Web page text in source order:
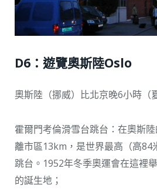
D6：遊覽奧斯陸Oslo
奧斯陸（挪威）比北京晚6小時（
霍爾門考倫滑雪台跳台：在奧斯
離市區13km，是世界最高（高84
跳台。1952年冬季奧運會在這裡
的誕生地；